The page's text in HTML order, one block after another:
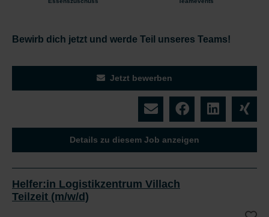
Bewirb dich jetzt und werde Teil unseres Teams!
Jetzt bewerben
Details zu diesem Job anzeigen
Helfer:in Logistikzentrum Villach
Teilzeit (m/w/d)